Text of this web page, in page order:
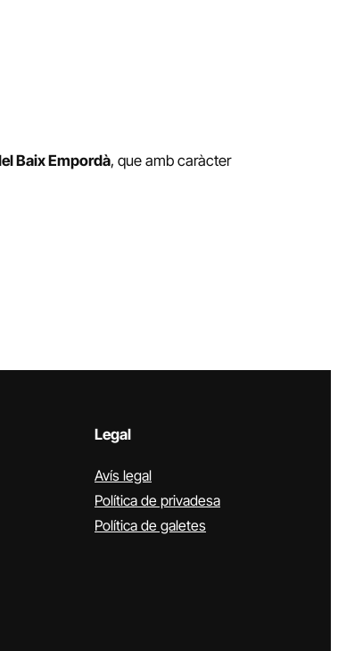
Baix Empordà, que amb caràcter
Legal
Avís legal
Política de privadesa
Política de galetes